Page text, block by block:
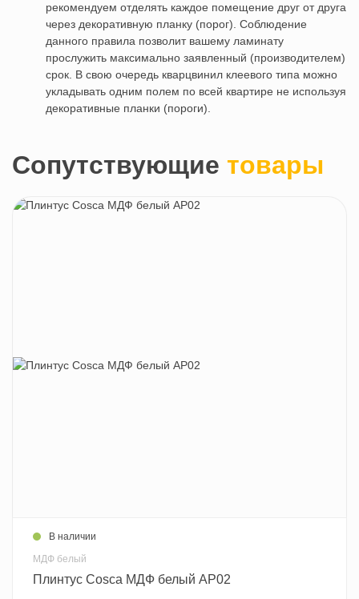
рекомендуем отделять каждое помещение друг от друга
через декоративную планку (порог). Соблюдение
данного правила позволит вашему ламинату
прослужить максимально заявленный (производителем)
срок. В свою очередь кварцвинил клеевого типа можно
укладывать одним полем по всей квартире не используя
декоративные планки (пороги).
Сопутствующие товары
В наличии
МДФ белый
Плинтус Cosca МДФ белый AP02